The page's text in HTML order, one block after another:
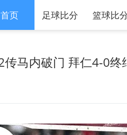
首页 足球比分 篮球比
马内破门 拜仁4-0终